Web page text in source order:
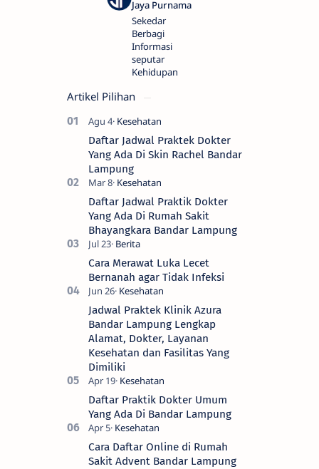
Sekedar
Berbagi
Informasi
seputar
Kehidupan
Artikel Pilihan
Daftar Jadwal Praktek Dokter
Yang Ada Di Skin Rachel Bandar
Lampung
Daftar Jadwal Praktik Dokter
Yang Ada Di Rumah Sakit
Bhayangkara Bandar Lampung
Cara Merawat Luka Lecet
Bernanah agar Tidak Infeksi
Jadwal Praktek Klinik Azura
Bandar Lampung Lengkap
Alamat, Dokter, Layanan
Kesehatan dan Fasilitas Yang
Dimiliki
Daftar Praktik Dokter Umum
Yang Ada Di Bandar Lampung
Cara Daftar Online di Rumah
Sakit Advent Bandar Lampung